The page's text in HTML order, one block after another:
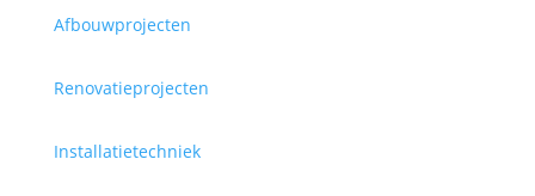
Afbouwprojecten
Renovatieprojecten
Installatietechniek